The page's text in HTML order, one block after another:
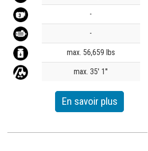
-
-
max. 56,659 lbs
max. 35' 1''
En savoir plus